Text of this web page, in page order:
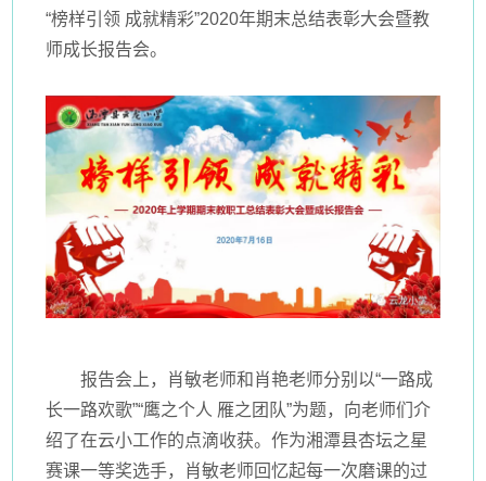
“榜样引领 成就精彩”2020年期末总结表彰大会暨教
师成长报告会。
报告会上，肖敏老师和肖艳老师分别以“一路成
长一路欢歌”“鹰之个人 雁之团队”为题，向老师们介
绍了在云小工作的点滴收获。作为湘潭县杏坛之星
赛课一等奖选手，肖敏老师回忆起每一次磨课的过